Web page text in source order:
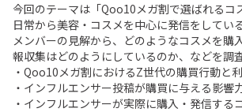
今回のテーマは「Qoo10メガ割で選ばれるコ
日常から美容・コスメを中心に発信をしてい
メンバーの見解から、どのようなコスメを購
報収集はどのようにしているのか、などを調
・Qoo10メガ割におけるZ世代の購買行動と
・インフルエンサー投稿が購買に与える影響
・インフルエンサーが実際に購入・発信する